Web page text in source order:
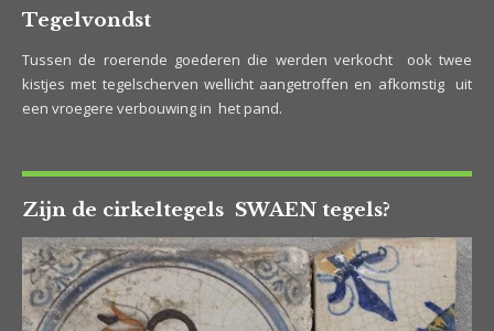
Tegelvondst
Tussen de roerende goederen die werden verkocht ook twee
kistjes met tegelscherven wellicht aangetroffen en afkomstig uit
een vroegere verbouwing in het pand.
Zijn de cirkeltegels SWAEN tegels?